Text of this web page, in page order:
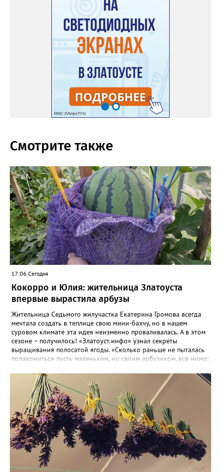
Смотрите также
17:06 Сегодня
Кокорро и Юлия: жительница Златоуста
впервые вырастила арбузы
Жительница Седьмого жилучастка Екатерина Громова всегда
мечтала создать в теплице свою мини-бахчу, но в нашем
суровом климате эта идея неизменно проваливалась. А в этом
сезоне – получилось! «Златоуст.инфо» узнал секреты
выращивания полосатой ягоды. «Сколько раньше не пыталась
полакомиться пусть маленьким, но своим арбузиком, всё мимо:
«Златоуст.инфо» садовод. – В этом году посадила сорт так
называемых северных арбузов – «Юлия», а также «Коккоро»
(он жёлтый и, говорят, очень сладкий). Вот уже первый на пару
кило вызрел. Чтобы не оборвал плеть, подвешиваю своих
полосатиков в сетках из-под овощей или авоськах,
подкармливаю. Не терпится попробовать!». Опытные
бахчеводы из южных регионов в соцсетях посоветовали нашей
землячке: арбуз будет созревшим не раньше, чем с его кожуры
пропадет матовость (станет глянцевым). По срокам опыления
норма зрелости для «Коккоро» - не менее 42 дней от завязи
размером с грецкий орех. Екатерина выяснила у знающих